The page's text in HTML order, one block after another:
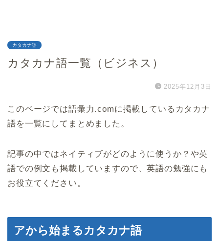
カタカナ語
カタカナ語一覧（ビジネス）
2025年12月3日
このページでは語彙力.comに掲載しているカタカナ
語を一覧にしてまとめました。
記事の中ではネイティブがどのように使うか？や英
語での例文も掲載していますので、英語の勉強にも
お役立てください。
アから始まるカタカナ語